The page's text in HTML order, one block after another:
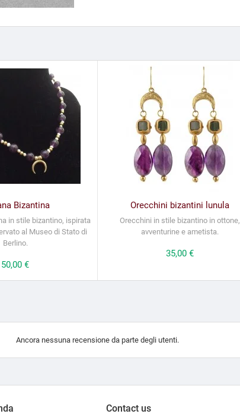
Bizantina
in stile bizantino, ispirata
al Museo di Stato di
Berlino.
Prezzo
50,00 €
Orecchini bizantini lunula
Orecchini in stile bizantino in ottone,
avventurine e ametista.
Prezzo
35,00 €
Ancora nessuna recensione da parte degli utenti.
Contact us